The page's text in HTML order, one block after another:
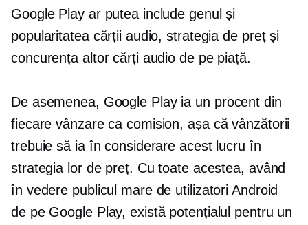
Google Play ar putea include genul și
popularitatea cărții audio, strategia de preț și
concurența altor cărți audio de pe piață.
De asemenea, Google Play ia un procent din
fiecare vânzare ca comision, așa că vânzătorii
trebuie să ia în considerare acest lucru în
strategia lor de preț. Cu toate acestea, având
în vedere publicul mare de utilizatori Android
de pe Google Play, există potențialul pentru un